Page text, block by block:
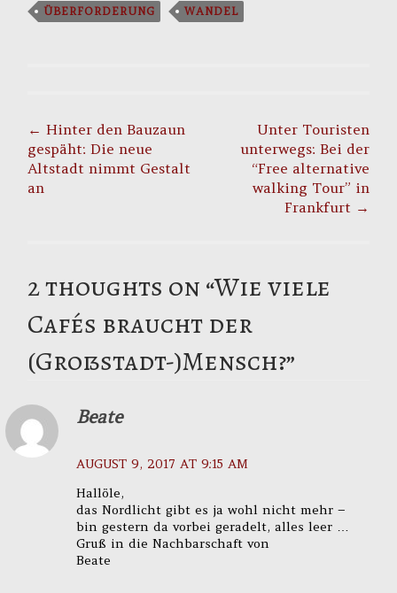
ÜBERFORDERUNG WANDEL
navigation
← Hinter den Bauzaun
gespäht: Die neue
Altstadt nimmt Gestalt
an
Unter Touristen
unterwegs: Bei der
“Free alternative
walking Tour” in
Frankfurt →
2 thoughts on “Wie viele
Cafés braucht der
(Großstadt-)Mensch?”
Beate
AUGUST 9, 2017 AT 9:15 AM
Hallöle,
das Nordlicht gibt es ja wohl nicht mehr –
bin gestern da vorbei geradelt, alles leer …
Gruß in die Nachbarschaft von
Beate